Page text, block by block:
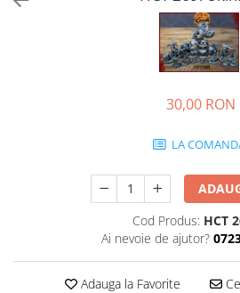
30,00 RON
LA
Cod Produs: HCT
Ai nevoie de ajutor?
Adauga la Favorite